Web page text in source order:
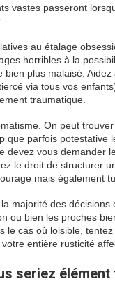
vastes passeront
au étalage
horribles à la
bien plus malaisé.
via tous vos
traumatique.
On peut
que parfois potestative
devez vous demander
le droit de structurer
mais également
majorité des
ou bien les proches
le cas où loisible,
entière rusticité
seriez